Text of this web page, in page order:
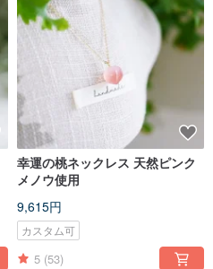
幸運の桃ネックレス 天然ピンク
メノウ使用
9,615円
カスタム可
5 (53)